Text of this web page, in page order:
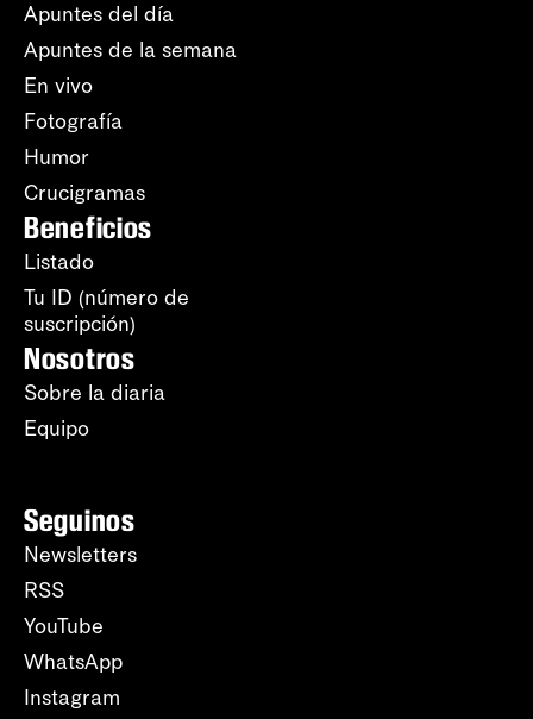
Apuntes del día
Apuntes de la semana
En vivo
Fotografía
Humor
Crucigramas
Beneficios
Listado
Tu ID (número de
suscripción)
Nosotros
Sobre la diaria
Equipo
Seguinos
Newsletters
RSS
YouTube
WhatsApp
Instagram